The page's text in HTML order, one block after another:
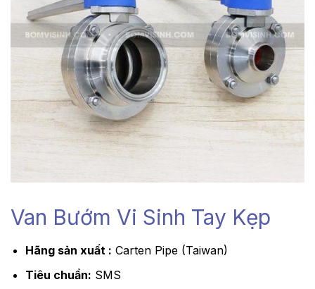
Van Bướm Vi Sinh Tay Kẹp
Hãng sản xuất : Carten Pipe (Taiwan)
Tiêu chuẩn: SMS